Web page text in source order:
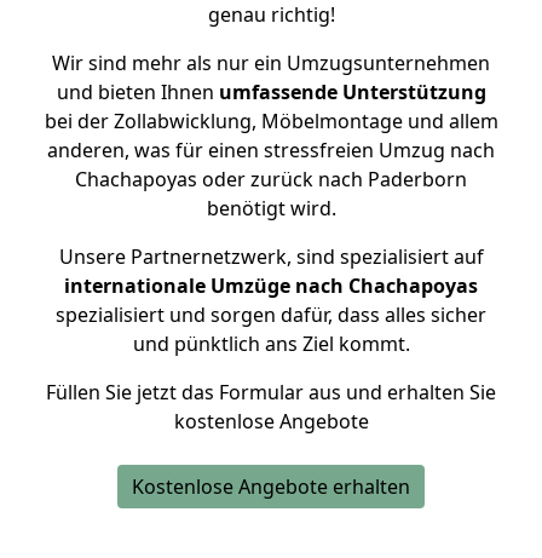
genau richtig!
Wir sind mehr als nur ein Umzugsunternehmen
und bieten Ihnen umfassende Unterstützung
bei der Zollabwicklung, Möbelmontage und allem
anderen, was für einen stressfreien Umzug nach
Chachapoyas oder zurück nach Paderborn
benötigt wird.
Unsere Partnernetzwerk, sind spezialisiert auf
internationale Umzüge nach Chachapoyas
spezialisiert und sorgen dafür, dass alles sicher
und pünktlich ans Ziel kommt.
Füllen Sie jetzt das Formular aus und erhalten Sie
kostenlose Angebote
Kostenlose Angebote erhalten